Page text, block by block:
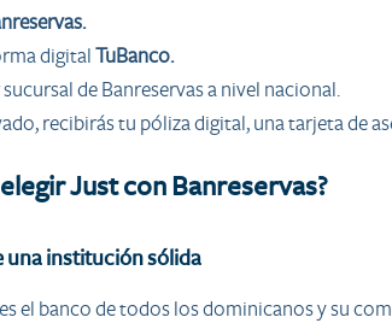
digitalTuBanco.
de Banreservas a nivel nacional.
recibirás tu póliza digital, una tarjeta de
Just con Banreservas?
una institución sólida
el banco de todos los dominicanos y su